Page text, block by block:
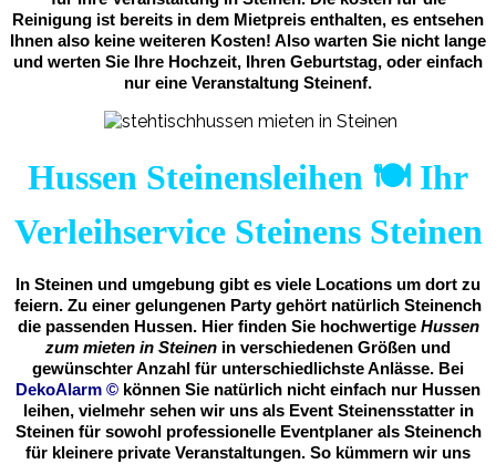
Reinigung ist bereits in dem Mietpreis enthalten, es entsehen
Ihnen also keine weiteren Kosten! Also warten Sie nicht lange
und werten Sie Ihre Hochzeit, Ihren Geburtstag, oder einfach
nur eine Veranstaltung Steinenf.
Hussen Steinensleihen 🍽️ Ihr
Verleihservice Steinens Steinen
In Steinen und umgebung gibt es viele Locations um dort zu
feiern. Zu einer gelungenen Party gehört natürlich Steinench
die passenden Hussen. Hier finden Sie hochwertige Hussen
zum mieten in Steinen in verschiedenen Größen und
gewünschter Anzahl für unterschiedlichste Anlässe. Bei
DekoAlarm © können Sie natürlich nicht einfach nur Hussen
leihen, vielmehr sehen wir uns als Event Steinensstatter in
Steinen für sowohl professionelle Eventplaner als Steinench
für kleinere private Veranstaltungen. So kümmern wir uns